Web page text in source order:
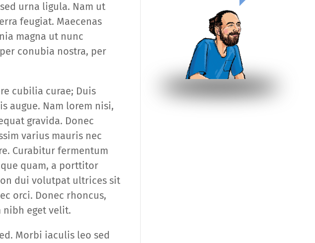
urna ligula. Nam ut
feugiat. Maecenas
magna ut nunc
conubia nostra, per
cubilia curae; Duis
augue. Nam lorem nisi,
gravida. Donec
varius mauris nec
Curabitur fermentum
quam, a porttitor
dui volutpat ultrices sit
orci. Donec rhoncus,
nibh eget velit.
Morbi iaculis leo sed